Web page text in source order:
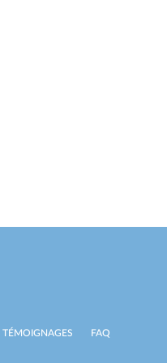
TÉMOIGNAGES FAQ